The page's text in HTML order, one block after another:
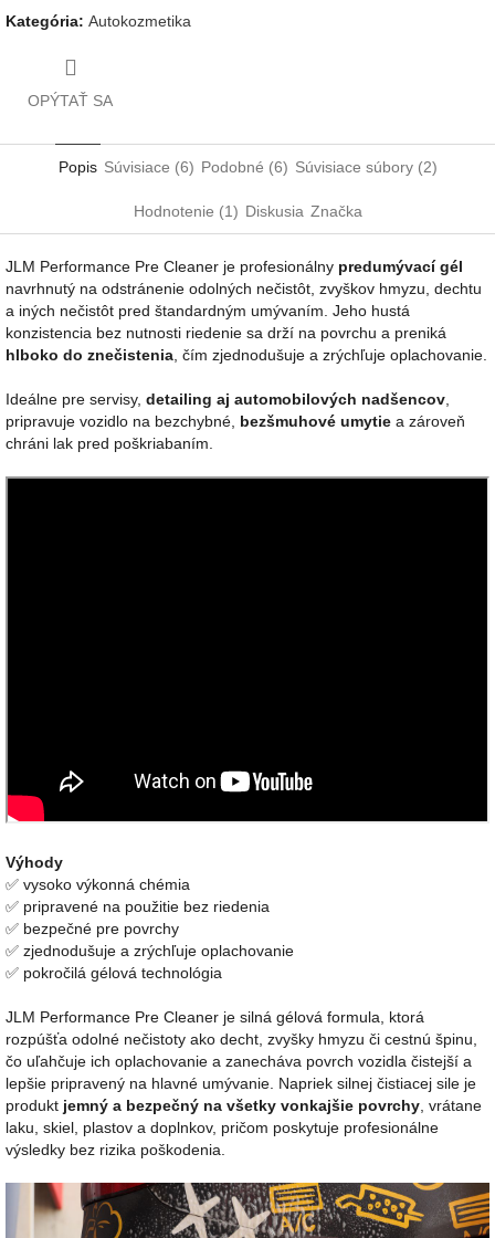
Kategória: Autokozmetika
OPÝTAŤ SA
Popis Súvisiace (6) Podobné (6) Súvisiace súbory (2)
Hodnotenie (1) Diskusia Značka
JLM Performance Pre Cleaner je profesionálny predumývací gél
navrhnutý na odstránenie odolných nečistôt, zvyškov hmyzu, dechtu
a iných nečistôt pred štandardným umývaním. Jeho hustá
konzistencia bez nutnosti riedenie sa drží na povrchu a preniká
hlboko do znečistenia, čím zjednodušuje a zrýchľuje oplachovanie.
Ideálne pre servisy, detailing aj automobilových nadšencov,
pripravuje vozidlo na bezchybné, bezšmuhové umytie a zároveň
chráni lak pred poškriabaním.
Výhody
✅ vysoko výkonná chémia
✅ pripravené na použitie bez riedenia
✅ bezpečné pre povrchy
✅ zjednodušuje a zrýchľuje oplachovanie
✅ pokročilá gélová technológia
JLM Performance Pre Cleaner je silná gélová formula, ktorá
rozpúšťa odolné nečistoty ako decht, zvyšky hmyzu či cestnú špinu,
čo uľahčuje ich oplachovanie a zanecháva povrch vozidla čistejší a
lepšie pripravený na hlavné umývanie. Napriek silnej čistiacej sile je
produkt jemný a bezpečný na všetky vonkajšie povrchy, vrátane
laku, skiel, plastov a doplnkov, pričom poskytuje profesionálne
výsledky bez rizika poškodenia.